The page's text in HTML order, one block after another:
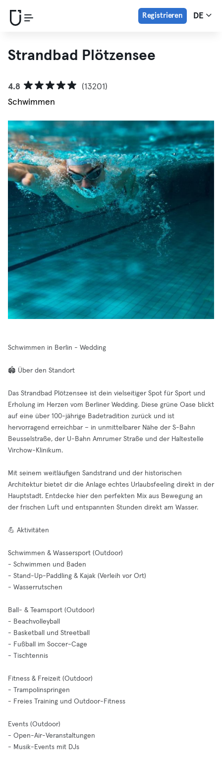
Registrieren DE
Strandbad Plötzensee
4.8
(13201)
Schwimmen
Schwimmen in Berlin - Wedding
🏟️ Über den Standort
Das Strandbad Plötzensee ist dein vielseitiger Spot für Sport und
Erholung im Herzen vom Berliner Wedding. Diese grüne Oase blickt
auf eine über 100-jährige Badetradition zurück und ist
hervorragend erreichbar – in unmittelbarer Nähe der S-Bahn
Beusselstraße, der U-Bahn Amrumer Straße und der Haltestelle
Virchow-Klinikum.
Mit seinem weitläufigen Sandstrand und der historischen
Architektur bietet dir die Anlage echtes Urlaubsfeeling direkt in der
Hauptstadt. Entdecke hier den perfekten Mix aus Bewegung an
der frischen Luft und entspannten Stunden direkt am Wasser.
💪 Aktivitäten
Schwimmen & Wassersport (Outdoor)
- Schwimmen und Baden
- Stand-Up-Paddling & Kajak (Verleih vor Ort)
- Wasserrutschen
Ball- & Teamsport (Outdoor)
- Beachvolleyball
- Basketball und Streetball
- Fußball im Soccer-Cage
- Tischtennis
Fitness & Freizeit (Outdoor)
- Trampolinspringen
- Freies Training und Outdoor-Fitness
Events (Outdoor)
- Open-Air-Veranstaltungen
- Musik-Events mit DJs